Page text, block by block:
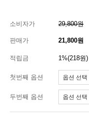
소비자가 29,800원
판매가 21,800원
적립금 1%(218원)
첫번째 옵션
두번째 옵션